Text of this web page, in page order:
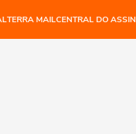
TERRA MAILCENTRAL DO